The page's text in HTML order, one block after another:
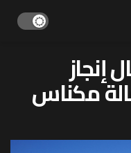
إنجاز
مكناس